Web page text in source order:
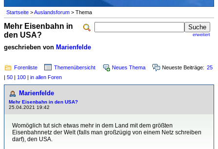
Startseite >Auslandsforum > Thema
erweitert
Mehr Eisenbahn in
den USA?
geschrieben von Marienfelde
Forenliste Themenübersicht Neues Thema Neueste Beiträge: 25
| 50 | 100 | in allen Foren
Marienfelde
Mehr Eisenbahn in den USA?
25.04.2021 19:42
Womöglich tut sich etwas mehr in dem Land mit dem größten
Eisenbahnnetz der Welt (falls man großzügig von einem Netz schreiben
darf), den USA.